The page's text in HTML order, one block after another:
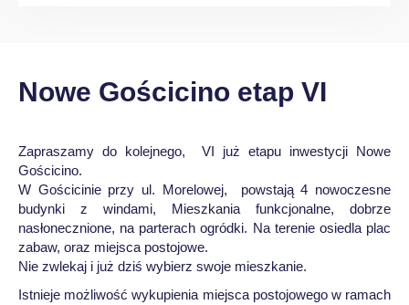
Nowe Gościcino etap VI
Zapraszamy do kolejnego, VI już etapu inwestycji Nowe
Gościcino.
W Gościcinie przy ul. Morelowej, powstają 4 nowoczesne
budynki z windami, Mieszkania funkcjonalne, dobrze
nasłonecznione, na parterach ogródki. Na terenie osiedla plac
zabaw, oraz miejsca postojowe.
Nie zwlekaj i już dziś wybierz swoje mieszkanie.
Istnieje możliwość wykupienia miejsca postojowego w ramach